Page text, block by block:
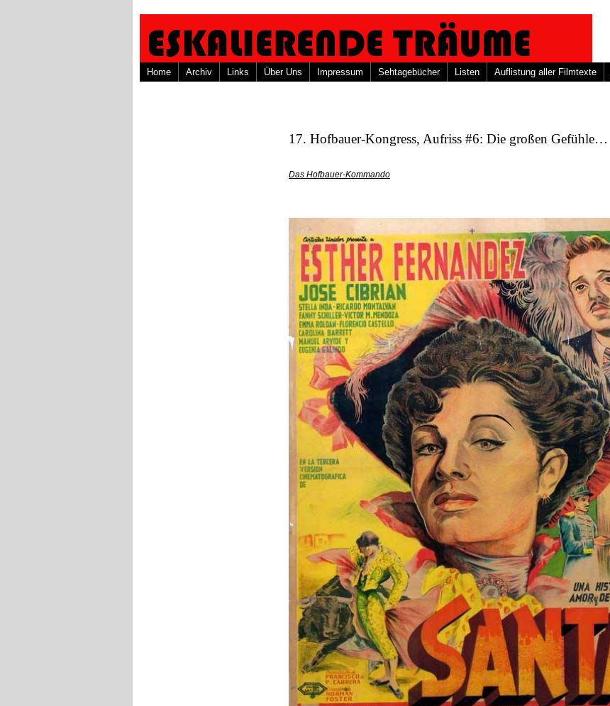
Home Archiv Links Über Uns Impressum Sehtagebücher Listen Auflistung aller Filmtexte
17. Hofbauer-Kongress, Aufriss #6: Die großen Gefühle…
Das Hofbauer-Kommando